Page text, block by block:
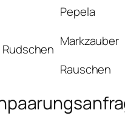
Pepela
Rudschen
Markzauber
Rauschen